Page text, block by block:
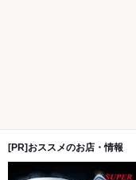
[PR]おススメのお店・情報